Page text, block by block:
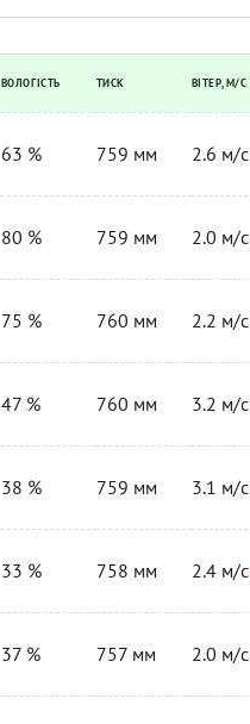
ВОЛОГІСТЬ ТИСК ВІТЕР, М/С
63 % 759 мм 2.6 м/с
80 % 759 мм 2.0 м/с
75 % 760 мм 2.2 м/с
47 % 760 мм 3.2 м/с
38 % 759 мм 3.1 м/с
33 % 758 мм 2.4 м/с
37 % 757 мм 2.0 м/с